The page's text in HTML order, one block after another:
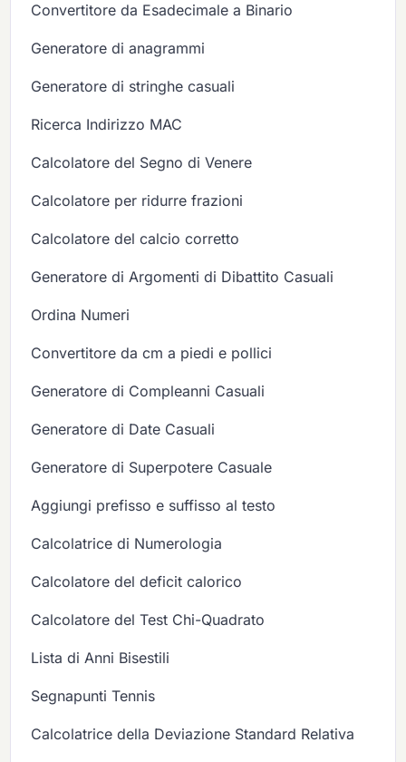
Convertitore da Esadecimale a Binario
Generatore di anagrammi
Generatore di stringhe casuali
Ricerca Indirizzo MAC
Calcolatore del Segno di Venere
Calcolatore per ridurre frazioni
Calcolatore del calcio corretto
Generatore di Argomenti di Dibattito Casuali
Ordina Numeri
Convertitore da cm a piedi e pollici
Generatore di Compleanni Casuali
Generatore di Date Casuali
Generatore di Superpotere Casuale
Aggiungi prefisso e suffisso al testo
Calcolatrice di Numerologia
Calcolatore del deficit calorico
Calcolatore del Test Chi-Quadrato
Lista di Anni Bisestili
Segnapunti Tennis
Calcolatrice della Deviazione Standard Relativa